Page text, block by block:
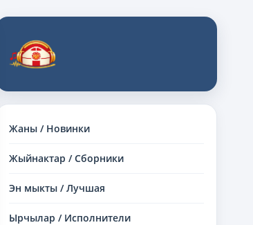
Жаны / Новинки
Жыйнактар / Сборники
Эн мыкты / Лучшая
Ырчылар / Исполнители